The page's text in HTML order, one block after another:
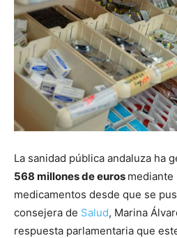
La sanidad pública andaluza ha
568 millones de euros mediante
medicamentos desde que se
consejera de Salud, Marina
respuesta parlamentaria que